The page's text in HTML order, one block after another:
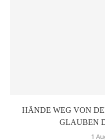
HÄNDE WEG VON
GLAUBEN
1